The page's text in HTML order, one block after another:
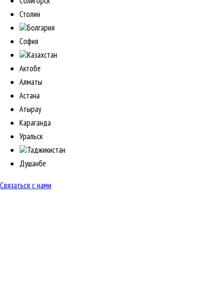
Столин
Болгария
София
Казахстан
Актобе
Алматы
Астана
Атырау
Караганда
Уральск
Таджикистан
Душанбе
Связаться с нами